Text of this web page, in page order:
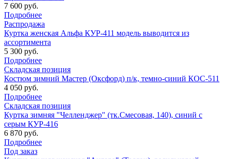
7 600 руб.
Подробнее
Распродажа
Куртка женская Альфа КУР-411 модель выводится из
ассортимента
5 300 руб.
Подробнее
Складская позиция
Костюм зимний Мастер (Оксфорд) п/к, темно-синий КОС-511
4 050 руб.
Подробнее
Складская позиция
Куртка зимняя "Челленджер" (тк.Смесовая, 140), синий с
серым КУР-416
6 870 руб.
Подробнее
Под заказ